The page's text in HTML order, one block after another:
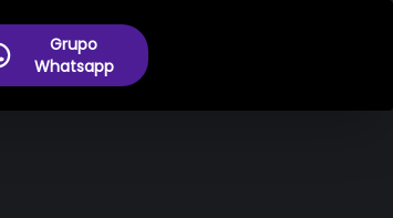
Grupo
Whatsapp